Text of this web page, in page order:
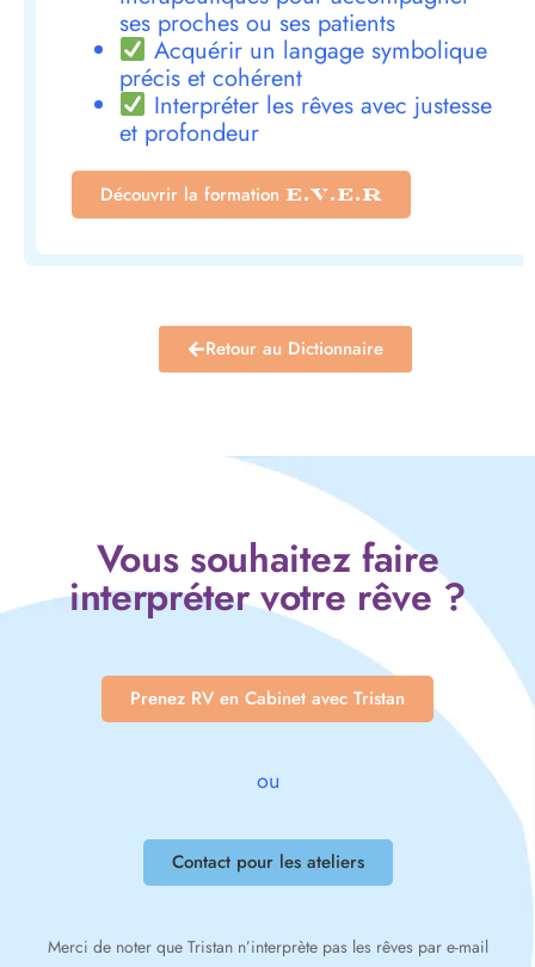
ses proches ou ses patients
Acquérir un langage symbolique
précis et cohérent
Interpréter les rêves avec justesse
et profondeur
Découvrir la formation E.V.E.R
Retour au Dictionnaire
Vous souhaitez faire
interpréter votre rêve ?
Prenez RV en Cabinet avec Tristan
ou
Contact pour les ateliers
Merci de noter que Tristan n’interprète pas les rêves par e-mail